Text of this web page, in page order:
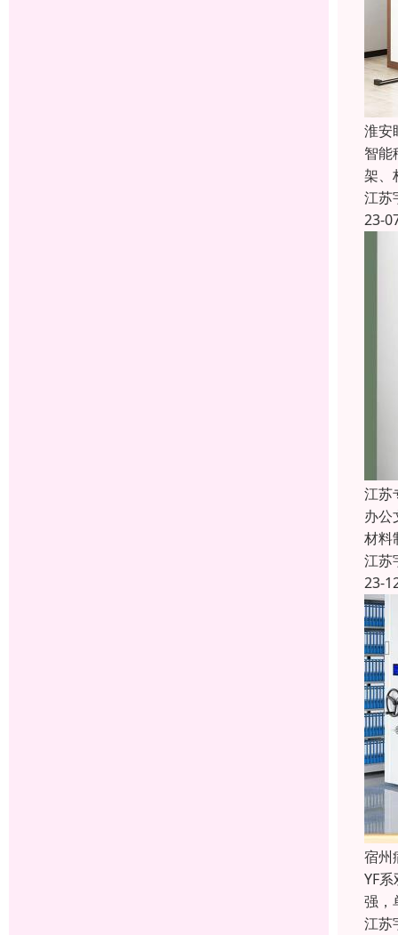
淮安
智能
架、
江苏
23-
江苏
办公
材料
江苏
23-
宿州
YF
强，
江苏